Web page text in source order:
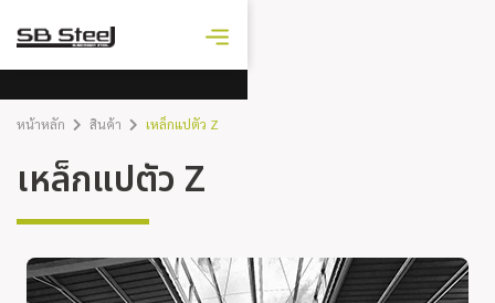
ราคาเหล็ก
หน้าหลัก สินค้า เหล็กแปตัว Z
เหล็กแปตัว Z